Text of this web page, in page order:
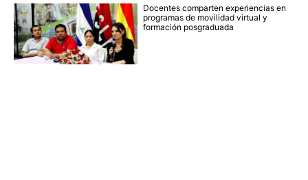
Docentes comparten experiencias en
programas de movilidad virtual y
formación posgraduada